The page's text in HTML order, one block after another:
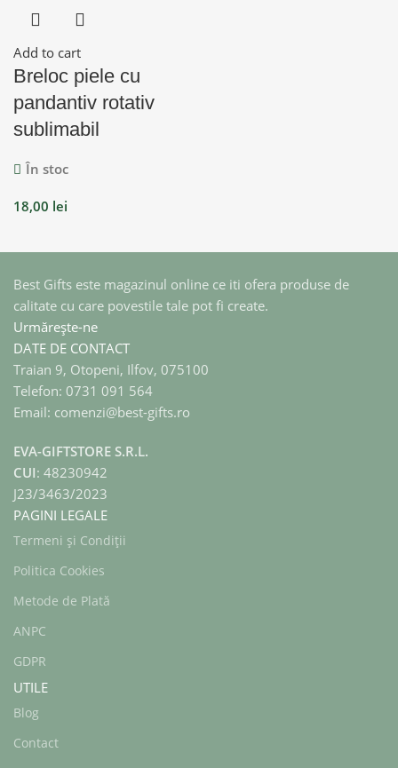
Add to cart
Breloc piele cu
pandantiv rotativ
sublimabil
În stoc
18,00 lei
Best Gifts este magazinul online ce iti ofera produse de
calitate cu care povestile tale pot fi create.
Urmărește-ne
DATE DE CONTACT
Traian 9, Otopeni, Ilfov, 075100
Telefon: 0731 091 564
Email: comenzi@best-gifts.ro
EVA-GIFTSTORE S.R.L.
CUI: 48230942
J23/3463/2023
PAGINI LEGALE
Termeni și Condiții
Politica Cookies
Metode de Plată
ANPC
GDPR
UTILE
Blog
Contact